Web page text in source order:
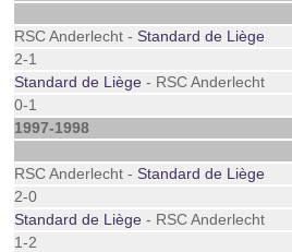
RSC Anderlecht -Standard de Liège
2-1
Standard de Liège - RSC Anderlecht
0-1
1997-1998
RSC Anderlecht -Standard de Liège
2-0
Standard de Liège - RSC Anderlecht
1-2